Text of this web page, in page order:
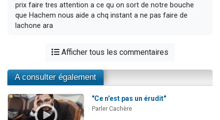
prix faire tres attention a ce qu on sort de notre bouche
que Hachem nous aide a chq instant a ne pas faire de
lachone ara
Afficher tous les commentaires
A consulter également
"Ce n'est pas un érudit"
Parler Cachère